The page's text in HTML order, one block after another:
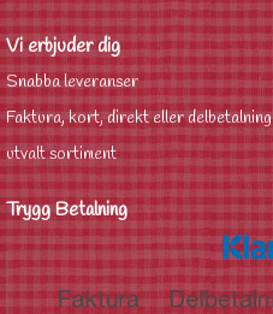
Vi erbjuder dig
Snabba leveranser
Faktura, kort, direkt eller delbetalning
utvalt sortiment
Trygg Betalning